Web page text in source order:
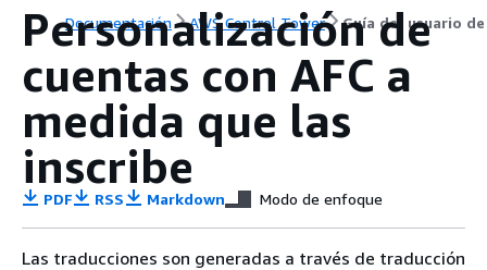
Documentación AWS Control Tower Guía del usuario de
Personalización de
cuentas con AFC a
medida que las
inscribe
PDF RSS Markdown Modo de enfoque
Las traducciones son generadas a través de traducción